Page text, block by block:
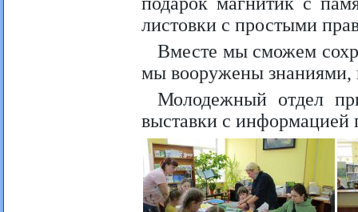
листовки с простыми
Вместе мы сможем
мы вооружены
Молодежный отдел
выставки с информацией